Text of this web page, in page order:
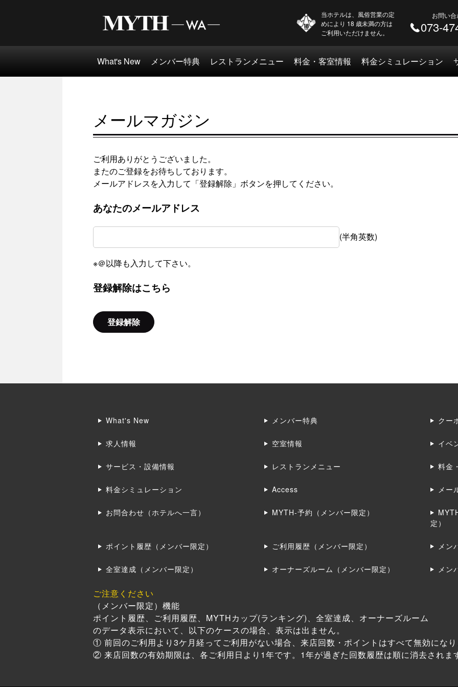
当ホテルは、風俗営業の定
めにより 18 歳未満の方は
ご利用いただけません。
お問い合
073-
What's New メンバー特典 レストランメニュー 料金・客室情報 料金シミュレーション
メールマガジン
ご利用ありがとうございました。
またのご登録をお待ちしております。
メールアドレスを入力して「登録解除」ボタンを押してください。
あなたのメールアドレス
(半角英数)
※＠以降も入力して下さい。
登録解除はこちら
登録解除
What's New メンバー特典 クー
求人情報 空室情報 イベ
サービス・設備情報 レストランメニュー 料金
料金シミュレーション Access メー
お問合わせ（ホテルへ一言） MYTH-予約（メンバー限定）
定）
ポイント履歴（メンバー限定） ご利用履歴（メンバー限定） メン
全室達成（メンバー限定） オーナーズルーム（メンバー限定） メン
ご注意ください
（メンバー限定）機能
ポイント履歴、ご利用履歴、MYTHカップ(ランキング)、全室達成、オーナーズルーム
のデータ表示において、以下のケースの場合、表示は出ません。
① 前回のご利用より3ケ月経ってご利用がない場合、来店回数・ポイントはすべて無効になり
② 来店回数の有効期限は、各ご利用日より1年です。1年が過ぎた回数履歴は順に消去されま